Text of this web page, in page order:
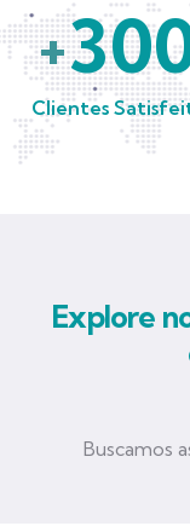
+
Clientes
Explore
Buscamos